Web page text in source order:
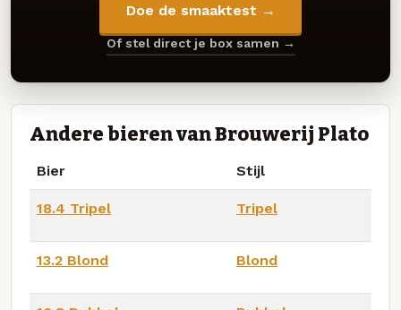
Doe de smaaktest →
Of stel direct je box samen →
Andere bieren van Brouwerij Plato
Bier Stijl
18.4 Tripel Tripel
13.2 Blond Blond